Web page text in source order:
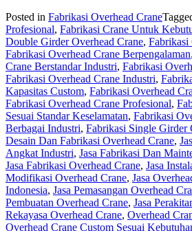
Posted in Fabrikasi Overhead Crane
Profesional, Fabrikasi Crane Untuk
Double Girder Overhead Crane, Fabrikasi
Fabrikasi Overhead Crane Berpengalaman,
Crane Berstandar Industri, Fabrikasi
Fabrikasi Overhead Crane Industri,
Kapasitas Custom, Fabrikasi Overhead
Fabrikasi Overhead Crane Profesional,
Sesuai Standar Keselamatan, Fabrikasi
Berbagai Industri, Fabrikasi Single Girder
Desain Dan Fabrikasi Overhead Crane,
Angkat Industri, Jasa Fabrikasi Dan
Jasa Fabrikasi Overhead Crane, Jasa
Modifikasi Overhead Crane, Jasa
Indonesia, Jasa Pemasangan Overhead
Pembuatan Overhead Crane, Jasa
Rekayasa Overhead Crane, Overhead
Overhead Crane Custom Sesuai